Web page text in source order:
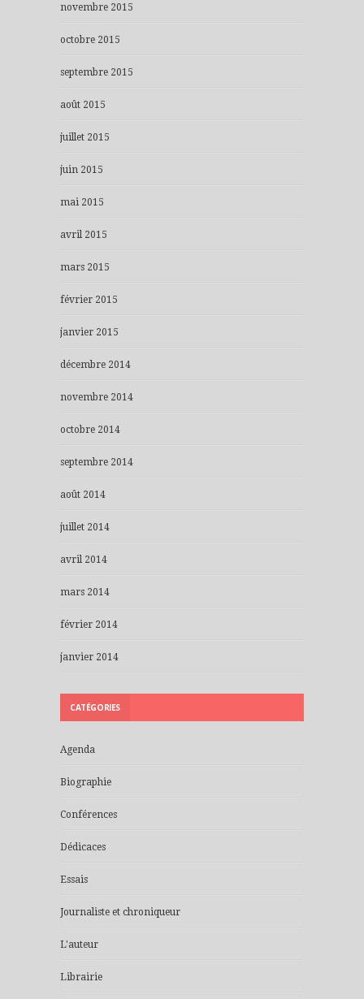
novembre 2015
octobre 2015
septembre 2015
août 2015
juillet 2015
juin 2015
mai 2015
avril 2015
mars 2015
février 2015
janvier 2015
décembre 2014
novembre 2014
octobre 2014
septembre 2014
août 2014
juillet 2014
avril 2014
mars 2014
février 2014
janvier 2014
CATÉGORIES
Agenda
Biographie
Conférences
Dédicaces
Essais
Journaliste et chroniqueur
L'auteur
Librairie